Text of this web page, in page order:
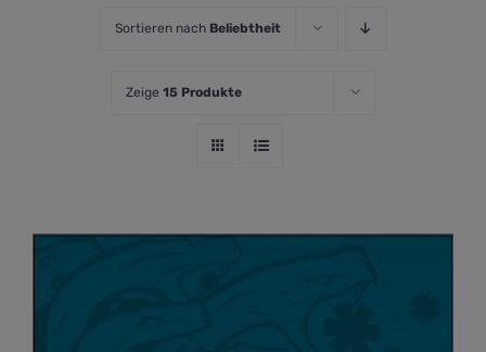
Sortieren nach Beliebtheit
Zeige 15 Produkte